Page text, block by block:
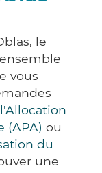
le
vous
l'Allocation
(APA) ou
du
une